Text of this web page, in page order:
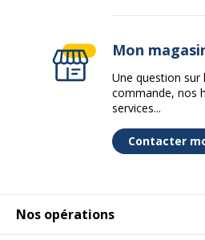
Nos opérations
Mon
Une question
commande, nos
services...
Contacter